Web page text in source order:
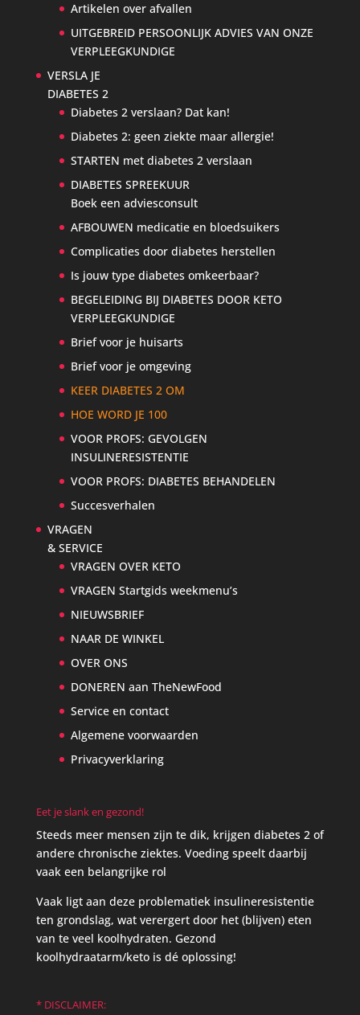
Artikelen over afvallen
UITGEBREID PERSOONLIJK ADVIES VAN ONZE
VERPLEEGKUNDIGE
VERSLA JE
DIABETES 2
Diabetes 2 verslaan? Dat kan!
Diabetes 2: geen ziekte maar allergie!
STARTEN met diabetes 2 verslaan
DIABETES SPREEKUUR
Boek een adviesconsult
AFBOUWEN medicatie en bloedsuikers
Complicaties door diabetes herstellen
Is jouw type diabetes omkeerbaar?
BEGELEIDING BIJ DIABETES DOOR KETO
VERPLEEGKUNDIGE
Brief voor je huisarts
Brief voor je omgeving
KEER DIABETES 2 OM
HOE WORD JE 100
VOOR PROFS: GEVOLGEN
INSULINERESISTENTIE
VOOR PROFS: DIABETES BEHANDELEN
Succesverhalen
VRAGEN
& SERVICE
VRAGEN OVER KETO
VRAGEN Startgids weekmenu’s
NIEUWSBRIEF
NAAR DE WINKEL
OVER ONS
DONEREN aan TheNewFood
Service en contact
Algemene voorwaarden
Privacyverklaring
Eet je slank en gezond!
Steeds meer mensen zijn te dik, krijgen diabetes 2 of
andere chronische ziektes. Voeding speelt daarbij
vaak een belangrijke rol
Vaak ligt aan deze problematiek insulineresistentie
ten grondslag, wat verergert door het (blijven) eten
van te veel koolhydraten. Gezond
koolhydraatarm/keto is dé oplossing!
* DISCLAIMER: